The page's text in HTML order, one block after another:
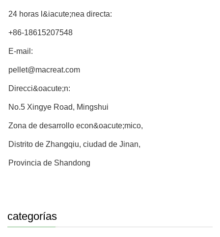
24 horas l&iacute;nea directa:
+86-18615207548
E-mail:
pellet@macreat.com
Direcci&oacute;n:
No.5 Xingye Road, Mingshui
Zona de desarrollo econ&oacute;mico,
Distrito de Zhangqiu, ciudad de Jinan,
Provincia de Shandong
categorías